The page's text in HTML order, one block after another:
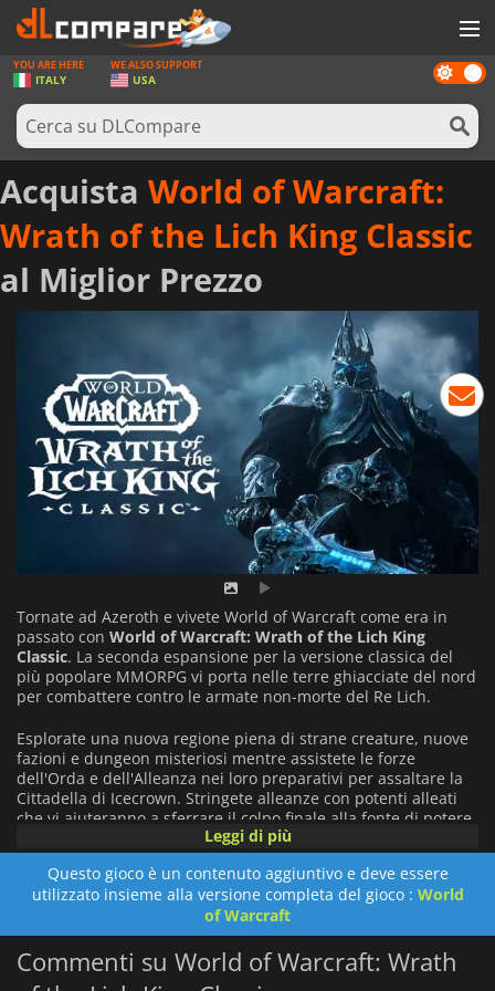
GIOCHI
PREPAGATE
SOFTWARE
REWARDS
HARDWARE
NOTIZIE
Dark
mode
YOU ARE HERE
ITALY
WE ALSO SUPPORT
USA
Acquista World of Warcraft:
Wrath of the Lich King Classic
al Miglior Prezzo
Tornate ad Azeroth e vivete World of Warcraft come era in
passato con World of Warcraft: Wrath of the Lich King
Classic. La seconda espansione per la versione classica del
più popolare MMORPG vi porta nelle terre ghiacciate del nord
per combattere contro le armate non-morte del Re Lich.
Esplorate una nuova regione piena di strane creature, nuove
fazioni e dungeon misteriosi mentre assistete le forze
dell'Orda e dell'Alleanza nei loro preparativi per assaltare la
Cittadella di Icecrown. Stringete alleanze con potenti alleati
che vi aiuteranno a sferrare il colpo finale alla fonte di potere
del Re Lich e ad affrontare il malvagio tiranno in persona in
cima alla sua inespugnabile fortezza. Solo così Azeroth potrà
avere una possibilità di sopravvivere alla gelida marea di non
morti che minaccia di porre fine a ogni forma di vita.
World of Warcraft: Wrath of the Lich King Classicè
un'espansione che presenta una nuova classe di personaggi,
Leggi di più
Questo gioco è un contenuto aggiuntivo e deve essere
utilizzato insieme alla versione completa del gioco : World
of Warcraft
Commenti su World of Warcraft: Wrath